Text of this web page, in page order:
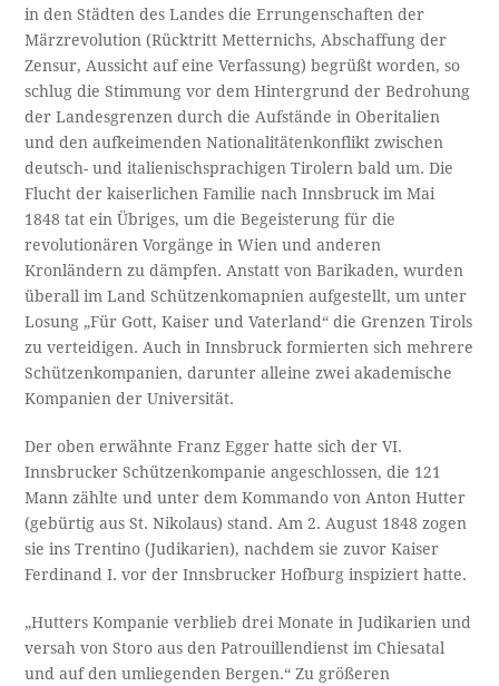
in den Städten des Landes die Errungenschaften der
Märzrevolution (Rücktritt Metternichs, Abschaffung der
Zensur, Aussicht auf eine Verfassung) begrüßt worden, so
schlug die Stimmung vor dem Hintergrund der Bedrohung
der Landesgrenzen durch die Aufstände in Oberitalien
und den aufkeimenden Nationalitätenkonflikt zwischen
deutsch- und italienischsprachigen Tirolern bald um. Die
Flucht der kaiserlichen Familie nach Innsbruck im Mai
1848 tat ein Übriges, um die Begeisterung für die
revolutionären Vorgänge in Wien und anderen
Kronländern zu dämpfen. Anstatt von Barikaden, wurden
überall im Land Schützenkomapnien aufgestellt, um unter
Losung „Für Gott, Kaiser und Vaterland“ die Grenzen Tirols
zu verteidigen. Auch in Innsbruck formierten sich mehrere
Schützenkompanien, darunter alleine zwei akademische
Kompanien der Universität.
Der oben erwähnte Franz Egger hatte sich der VI.
Innsbrucker Schützenkompanie angeschlossen, die 121
Mann zählte und unter dem Kommando von Anton Hutter
(gebürtig aus St. Nikolaus) stand. Am 2. August 1848 zogen
sie ins Trentino (Judikarien), nachdem sie zuvor Kaiser
Ferdinand I. vor der Innsbrucker Hofburg inspiziert hatte.
„Hutters Kompanie verblieb drei Monate in Judikarien und
versah von Storo aus den Patrouillendienst im Chiesatal
und auf den umliegenden Bergen.“ Zu größeren